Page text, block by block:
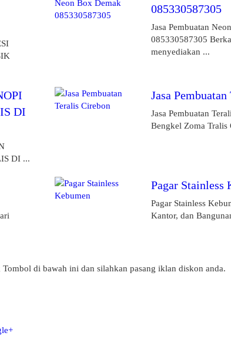
085330587305
Jasa Pembuatan
085330587305
menyediakan ...
DI
DI ...
Jasa
Jasa Pembuatan
Bengkel Zoma Tralis
Pagar Stainless
Pagar Stainless
Kantor, dan
di bawah ini dan silahkan pasang iklan diskon anda.